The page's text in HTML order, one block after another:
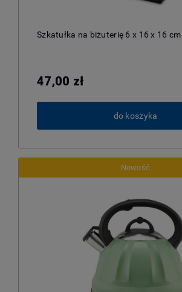
Szkatułka na biżuterię 6 x 16 x 16
47,00 zł
do koszyka
Nowość